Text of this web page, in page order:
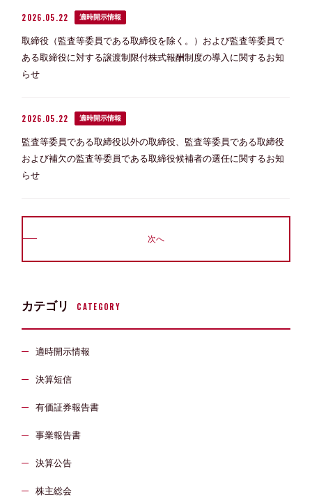
2026.05.22 適時開示情報
取締役（監査等委員である取締役を除く。）および監査等委員で
ある取締役に対する譲渡制限付株式報酬制度の導入に関するお知
らせ
2026.05.22 適時開示情報
監査等委員である取締役以外の取締役、監査等委員である取締役
および補欠の監査等委員である取締役候補者の選任に関するお知
らせ
次へ
カテゴリ CATEGORY
適時開示情報
決算短信
有価証券報告書
事業報告書
決算公告
株主総会